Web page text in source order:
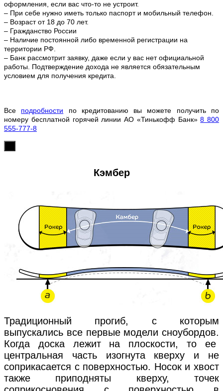
оформления, если вас что-то не устроит.
– При себе нужно иметь только паспорт и мобильный телефон.
– Возраст от 18 до 70 лет.
– Гражданство России
– Наличие постоянной либо временной регистрации на
территории РФ.
– Банк рассмотрит заявку, даже если у вас нет официальной
работы. Подтверждение дохода не является обязательным
условием для получения кредита.
Все подробности по кредитованию вы можете получить по
номеру бесплатной горячей линии АО «Тинькофф Банк»8 800
555-777-8
Кэмбер
Традиционный прогиб, с которым
выпускались все первые модели сноубордов.
Когда доска лежит на плоскости, то ее
центральная часть изогнута кверху и не
соприкасается с поверхностью. Носок и хвост
также приподняты кверху, точек